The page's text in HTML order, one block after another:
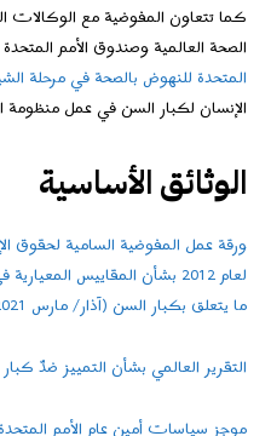
كما تتعاون المفوضية مع الوكالات
الصحة العالمية وصندوق الأمم
المتحدة للنهوض بالصحة في مرحلة الشيخوخة،
الإنسان لكبار السن في عمل منظومة
الوثائق الأساسية
ورقة عمل المفوضية السامية لحقوق
لعام 2012 بشأن المقاييس
ما يتعلق بكبار السن (آذار/ مارس 2021)
التقرير العالمي بشأن التمييز ضدّ كبار